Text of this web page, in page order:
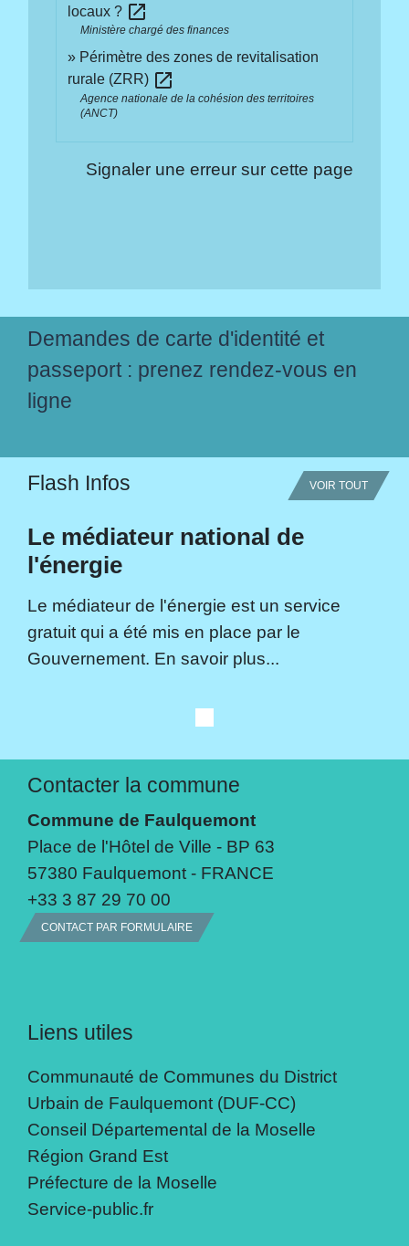
locaux ? open_in_new
Ministère chargé des finances
Périmètre des zones de revitalisation
rurale (ZRR) open_in_new
Agence nationale de la cohésion des territoires
(ANCT)
Signaler une erreur sur cette page
Demandes de carte d'identité et
passeport : prenez rendez-vous en
ligne
Flash Infos VOIR TOUT
Le médiateur national de
l'énergie
Le médiateur de l'énergie est un service
gratuit qui a été mis en place par le
Gouvernement. En savoir plus...
Contacter la commune
Commune de Faulquemont
Place de l'Hôtel de Ville - BP 63
57380 Faulquemont - FRANCE
+33 3 87 29 70 00
CONTACT PAR FORMULAIRE
Liens utiles
Communauté de Communes du District
Urbain de Faulquemont (DUF-CC)
Conseil Départemental de la Moselle
Région Grand Est
Préfecture de la Moselle
Service-public.fr